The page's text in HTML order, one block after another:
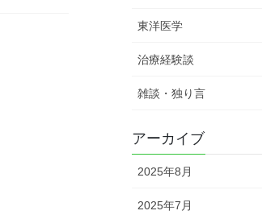
東洋医学
治療経験談
雑談・独り言
アーカイブ
2025年8月
2025年7月